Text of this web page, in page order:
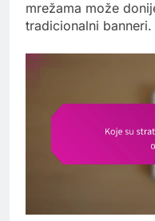
mrežama može
tradicionalni banneri.